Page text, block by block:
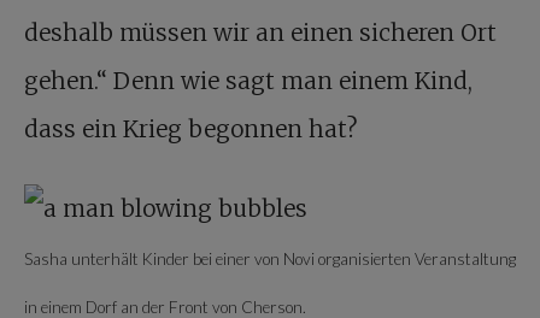
deshalb müssen wir an einen sicheren Ort
gehen.“ Denn wie sagt man einem Kind,
dass ein Krieg begonnen hat?
Sasha unterhält Kinder bei einer von Novi organisierten Veranstaltung
in einem Dorf an der Front von Cherson.